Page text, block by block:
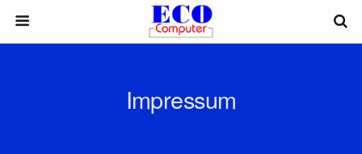
Impressum